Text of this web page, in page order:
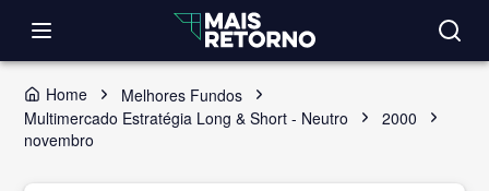
Home
Melhores Fundos
Multimercado Estratégia Long & Short - Neutro
2000
novembro